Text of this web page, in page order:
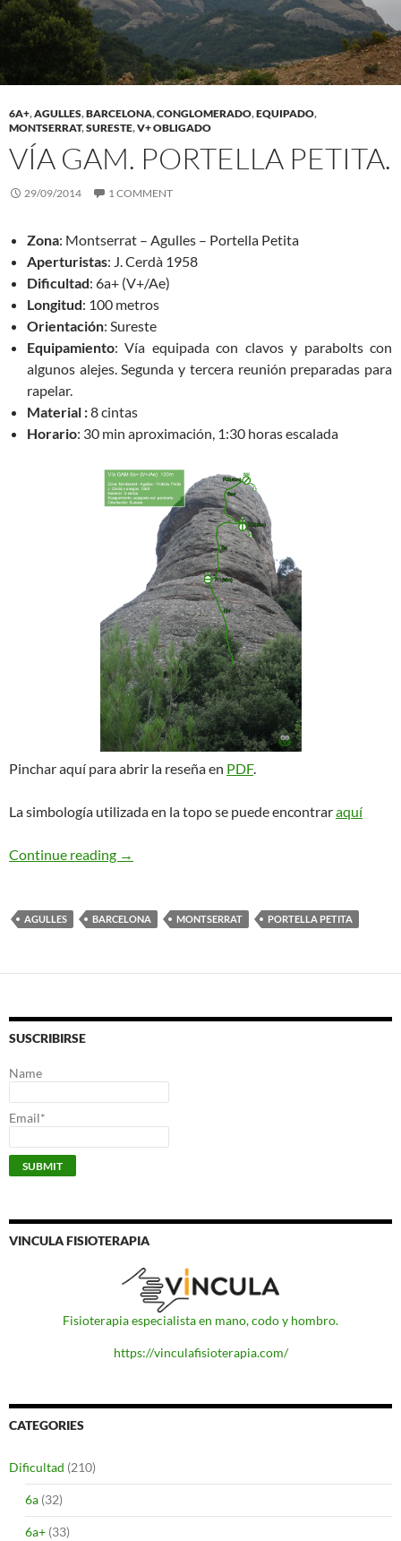
6A+,AGULLES,BARCELONA,CONGLOMERADO,EQUIPADO,
MONTSERRAT,SURESTE,V+ OBLIGADO
VÍA GAM. PORTELLA PETITA.
29/09/2014 1 COMMENT
Zona: Montserrat – Agulles – Portella Petita
Aperturistas: J. Cerdà 1958
Dificultad: 6a+ (V+/Ae)
Longitud: 100 metros
Orientación: Sureste
Equipamiento: Vía equipada con clavos y parabolts con
algunos alejes. Segunda y tercera reunión preparadas para
rapelar.
Material :8 cintas
Horario: 30 min aproximación, 1:30 horas escalada
Pinchar aquí para abrir la reseña en PDF.
La simbología utilizada en la topo se puede encontraraquí
Continue reading Vía GAM. Portella Petita.
→
AGULLES BARCELONA MONTSERRAT PORTELLA PETITA
SUSCRIBIRSE
Name
Email*
VINCULA FISIOTERAPIA
Fisioterapia especialista en mano, codo y hombro.
https://vinculafisioterapia.com/
CATEGORIES
Dificultad (210)
6a (32)
6a+ (33)